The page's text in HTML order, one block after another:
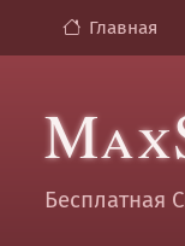
Главная
Бесплатная